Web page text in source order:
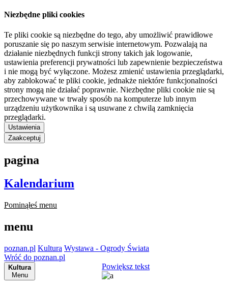
Niezbędne pliki cookies
Te pliki cookie są niezbędne do tego, aby umożliwić prawidłowe
poruszanie się po naszym serwisie internetowym. Pozwalają na
działanie niezbędnych funkcji strony takich jak logowanie,
ustawienia preferencji prywatności lub zapewnienie bezpieczeństwa
i nie mogą być wyłączone. Możesz zmienić ustawienia przeglądarki,
aby zablokować te pliki cookie, jednakże niektóre funkcjonalności
strony mogą nie działać poprawnie. Niezbędne pliki cookie nie są
przechowywane w trwały sposób na komputerze lub innym
urządzeniu użytkownika i są usuwane z chwilą zamknięcia
przeglądarki.
Ustawienia
Zaakceptuj
pagina
Kalendarium
Pominąłeś menu
menu
poznan.pl Kultura Wystawa - Ogrody Świata
Wróć do poznan.pl
Kultura
Menu
Powiększ tekst